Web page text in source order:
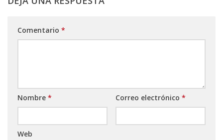
Comentario *
Nombre * Correo electrónico *
Web